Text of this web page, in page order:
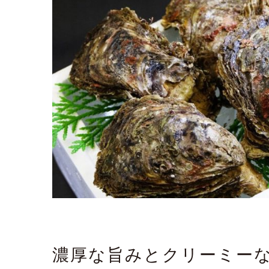
濃厚な旨みとクリーミー